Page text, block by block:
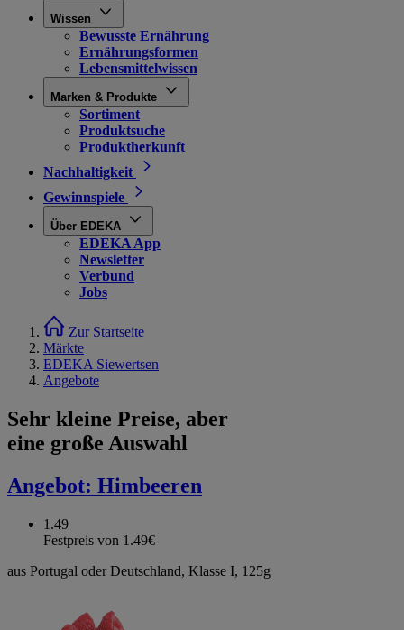
Wissen
Bewusste Ernährung
Ernährungsformen
Lebensmittelwissen
Marken & Produkte
Sortiment
Produktsuche
Produktherkunft
Nachhaltigkeit
Gewinnspiele
Über EDEKA
EDEKA App
Newsletter
Verbund
Jobs
Zur Startseite
Märkte
EDEKA Siewertsen
Angebote
Sehr kleine Preise, aber
eine große Auswahl
Angebot: Himbeeren
1.49
Festpreis von 1.49€
aus Portugal oder Deutschland, Klasse I, 125g